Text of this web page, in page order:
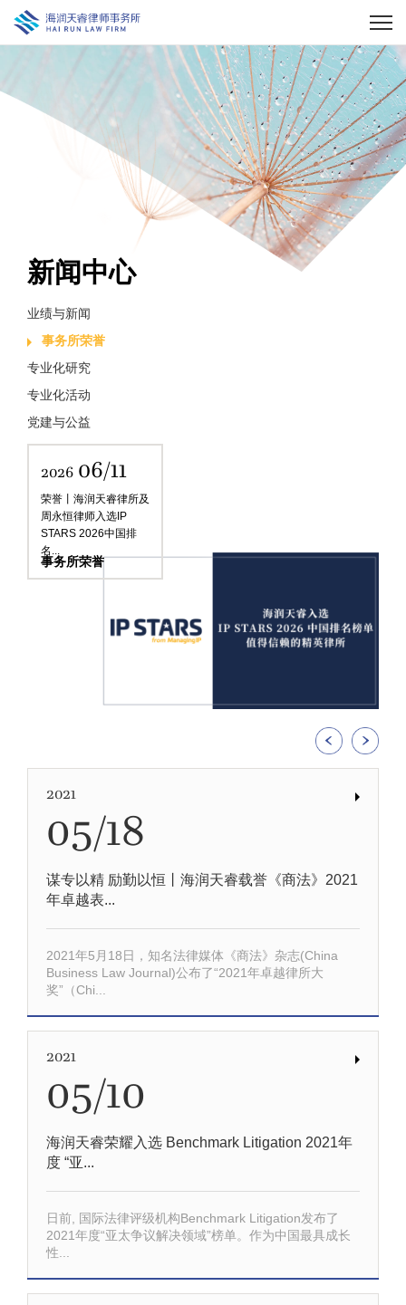
新闻中心
业绩与新闻
事务所荣誉
专业化研究
专业化活动
党建与公益
202606/11
荣誉丨海润天睿律所及
周永恒律师入选IP
STARS 2026中国排
名...
事务所荣誉
2021
05/18
谋专以精 励勤以恒丨海润天睿载誉《商法》2021
年卓越表...
2021年5月18日，知名法律媒体《商法》杂志(China
Business Law Journal)公布了“2021年卓越律所大
奖”（Chi...
2021
05/10
海润天睿荣耀入选 Benchmark Litigation 2021年
度 “亚...
日前, 国际法律评级机构Benchmark Litigation发布了
2021年度“亚太争议解决领域”榜单。作为中国最具成长
性...